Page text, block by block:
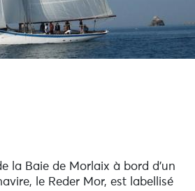
la Baie de Morlaix à bord d’un
le Reder Mor, est labellisé